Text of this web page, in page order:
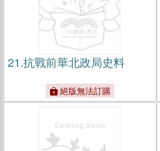
21.抗戰前華北政局史料
絕版無法訂購